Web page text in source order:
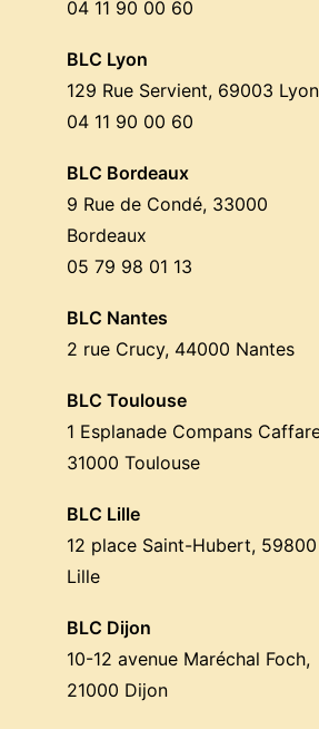
04 11 90 00 60
BLC Lyon
129 Rue Servient, 69003 Lyon
04 11 90 00 60
BLC Bordeaux
9 Rue de Condé, 33000
Bordeaux
05 79 98 01 13
BLC Nantes
2 rue Crucy, 44000 Nantes
BLC Toulouse
1 Esplanade Compans
31000 Toulouse
BLC Lille
12 place Saint-Hubert, 59800
Lille
BLC Dijon
10-12 avenue Maréchal Foch,
21000 Dijon